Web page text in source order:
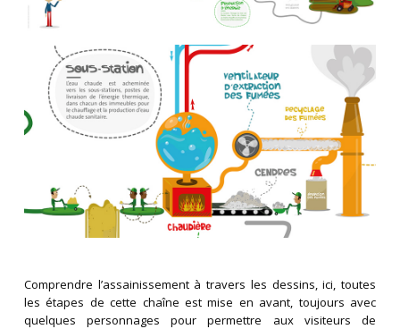
Comprendre l’assainissement à travers les dessins, ici, toutes
les étapes de cette chaîne est mise en avant, toujours avec
quelques personnages pour permettre aux visiteurs de